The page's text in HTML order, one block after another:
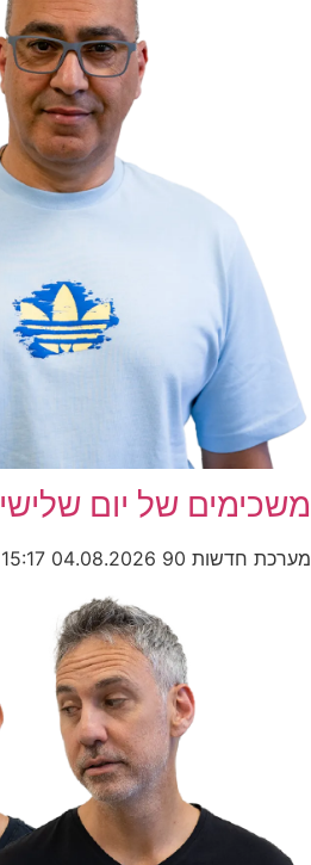
משכימים של יום שלישי
מערכת חדשות 90 04.08.2026
15:17